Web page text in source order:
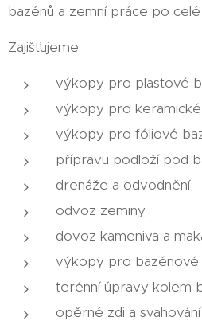
bazénů a zemní práce po celé
Zajišťujeme:
výkopy pro plastové
výkopy pro keramické
výkopy pro fóliové
přípravu podloží pod
drenáže a odvodnění,
odvoz zeminy,
dovoz kameniva a
výkopy pro bazénové
terénní úpravy kolem
opěrné zdi a